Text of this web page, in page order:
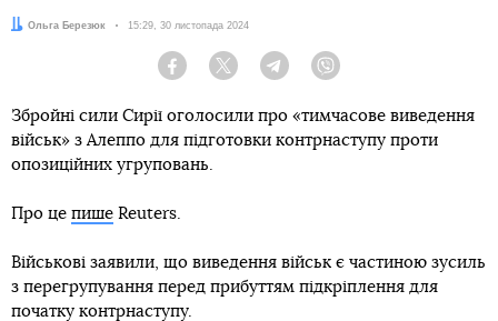
Автор:
Ольга Березюк Дата:
15:29, 30 листопада 2024
Facebook Twitter Telegram
Збройні сили Сирії оголосили про «тимчасове виведення
військ» з Алеппо для підготовки контрнаступу проти
опозиційних угруповань.
Про це пише Reuters.
Військові заявили, що виведення військ є частиною зусиль
з перегрупування перед прибуттям підкріплення для
початку контрнаступу.